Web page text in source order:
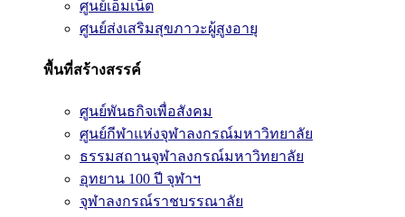
ศูนย์เอ็มเน็ต
ศูนย์ส่งเสริมสุขภาวะผู้สูงอายุ
พื้นที่สร้างสรรค์
ศูนย์พันธกิจเพื่อสังคม
ศูนย์กีฬาแห่งจุฬาลงกรณ์มหาวิทยาลัย
ธรรมสถานจุฬาลงกรณ์มหาวิทยาลัย
อุทยาน 100 ปี จุฬาฯ
จุฬาลงกรณ์ราชบรรณาลัย